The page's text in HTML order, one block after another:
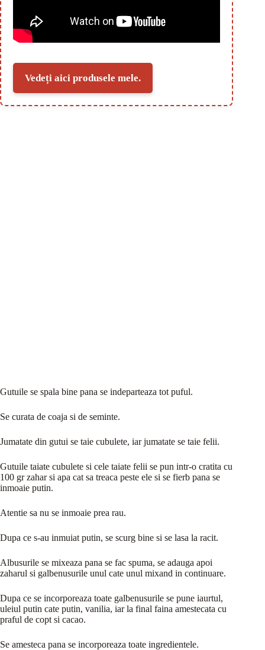
Vedeți aici produsele mele.
Gutuile se spala bine pana se indeparteaza tot puful.
Se curata de coaja si de seminte.
Jumatate din gutui se taie cubulete, iar jumatate se taie felii.
Gutuile taiate cubulete si cele taiate felii se pun intr-o cratita cu
100 gr zahar si apa cat sa treaca peste ele si se fierb pana se
inmoaie putin.
Atentie sa nu se inmoaie prea rau.
Dupa ce s-au inmuiat putin, se scurg bine si se lasa la racit.
Albusurile se mixeaza pana se fac spuma, se adauga apoi
zaharul si galbenusurile unul cate unul mixand in continuare.
Dupa ce se incorporeaza toate galbenusurile se pune iaurtul,
uleiul putin cate putin, vanilia, iar la final faina amestecata cu
praful de copt si cacao.
Se amesteca pana se incorporeaza toate ingredientele.